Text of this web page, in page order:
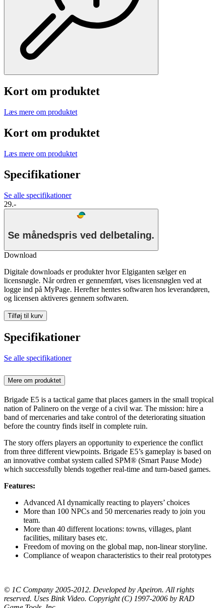
Kort om produktet
Læs mere om produktet
Kort om produktet
Læs mere om produktet
Specifikationer
Se alle specifikationer
29.-
Se månedspris ved delbetaling.
Download
Digitale downloads er produkter hvor Elgiganten sælger en
licensnøgle. Når ordren er gennemført, vises licensnøglen ved at
logge ind på MyPage. Herefter hentes softwaren hos leverandøren,
og licensen aktiveres gennem softwaren.
Tilføj til kurv
Specifikationer
Se alle specifikationer
Mere om produktet
Brigade E5 is a tactical game that places gamers in the small tropical
nation of Palinero on the verge of a civil war. The mission: hire a
band of mercenaries and take control of the deteriorating situation
before the country finds itself in complete ruin.
The story offers players an opportunity to experience the conflict
from three different viewpoints. Brigade E5’s gameplay is based on
an innovative combat system called SPM® (Smart Pause Mode)
which successfully blends together real-time and turn-based games.
Features:
Advanced AI dynamically reacting to players’ choices
More than 100 NPCs and 50 mercenaries ready to join you
team.
More than 40 different locations: towns, villages, plant
facilities, military bases etc.
Freedom of moving on the global map, non-linear storyline.
Compliance of weapon characteristics to their real prototypes
© 1C Company 2005-2012. Developed by Apeiron. All rights
reserved. Uses Bink Video. Copyright (C) 1997-2006 by RAD